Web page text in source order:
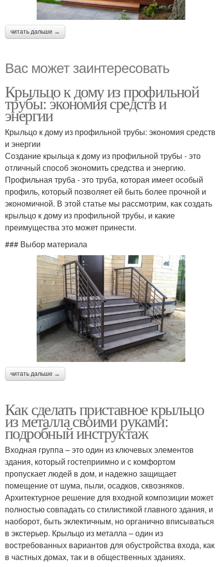
читать дальше →
Вас может заинтересовать
Крыльцо к дому из профильной
трубы: экономия средств и
энергии
Крыльцо к дому из профильной трубы: экономия средств
и энергии
Создание крыльца к дому из профильной трубы - это
отличный способ экономить средства и энергию.
Профильная труба - это труба, которая имеет особый
профиль, который позволяет ей быть более прочной и
экономичной. В этой статье мы рассмотрим, как создать
крыльцо к дому из профильной трубы, и какие
преимущества это может принести.
### Выбор материала
читать дальше →
Как сделать приставное крыльцо
из металла своими руками:
подробный инструктаж
Входная группа – это один из ключевых элементов
здания, который гостеприимно и с комфортом
пропускает людей в дом, и надежно защищает
помещение от шума, пыли, осадков, сквозняков.
Архитектурное решение для входной композиции может
полностью совпадать со стилистикой главного здания, и
наоборот, быть эклектичным, но органично вписываться
в экстерьер. Крыльцо из металла – один из
востребованных вариантов для обустройства входа, как
в частных домах, так и в общественных зданиях.